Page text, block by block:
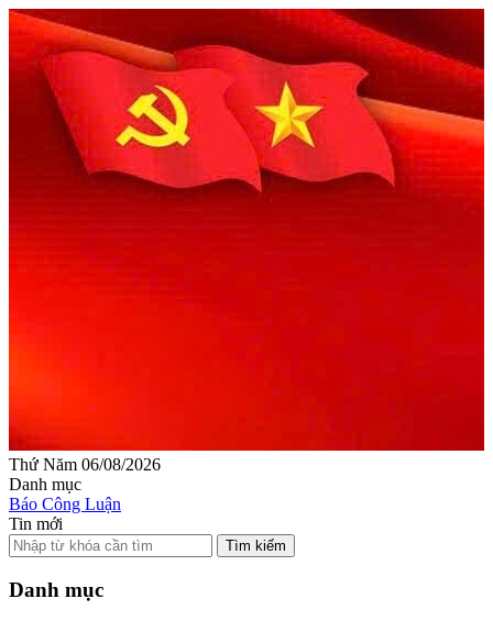
Thứ Năm 06/08/2026
Danh mục
Báo Công Luận
Tin mới
Tìm kiếm
Danh mục